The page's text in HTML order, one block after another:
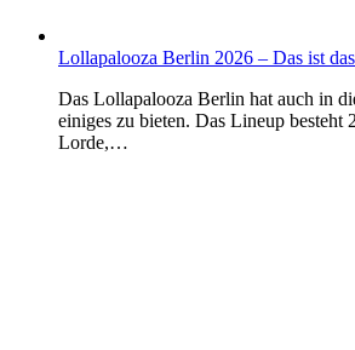
Lollapalooza Berlin 2026 – Das ist
Das Lollapalooza Berlin hat auch in
einiges zu bieten. Das Lineup besteht
Lorde,…